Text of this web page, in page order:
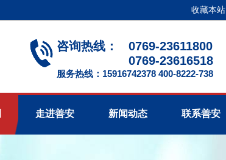
收藏本站
咨询热线：
0769-23611800
0769-23616518
服务热线：15916742378 400-8222-738
走进善安 新闻动态 联系善安